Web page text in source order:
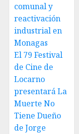
comunal y
reactivación
industrial en
Monagas
El 79 Festival
de Cine de
Locarno
presentará La
Muerte No
Tiene Dueño
de Jorge